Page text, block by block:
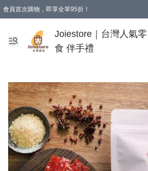
會員首次購物，即享全單95折！
購物滿 HKD 350.00即享免運費優惠！（適用於 本地
Joiestore｜台灣人氣零
食 伴手禮